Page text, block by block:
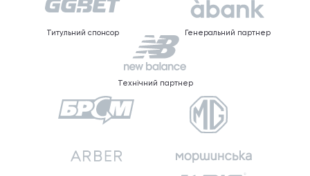
Титульний спонсор Генеральний партнер
Технічний партнер